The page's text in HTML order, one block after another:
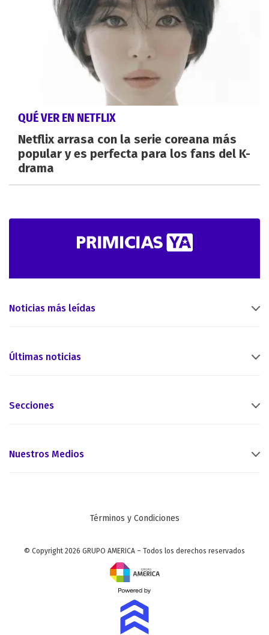
QUÉ VER EN NETFLIX
Netflix arrasa con la serie coreana más
popular y es perfecta para los fans del K-
drama
Noticias más leídas
Últimas noticias
Secciones
Nuestros Medios
Términos y Condiciones
© Copyright 2026 GRUPO AMERICA – Todos los derechos reservados